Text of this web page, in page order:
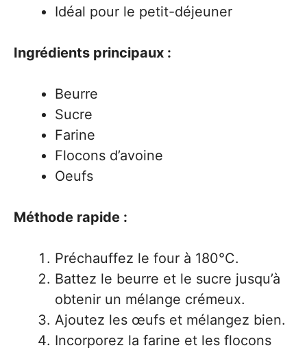
Idéal pour le petit-déjeuner
Ingrédients principaux :
Beurre
Sucre
Farine
Flocons d’avoine
Oeufs
Méthode rapide :
Préchauffez le four à 180°C.
Battez le beurre et le sucre jusqu’à
obtenir un mélange crémeux.
Ajoutez les œufs et mélangez bien.
Incorporez la farine et les flocons